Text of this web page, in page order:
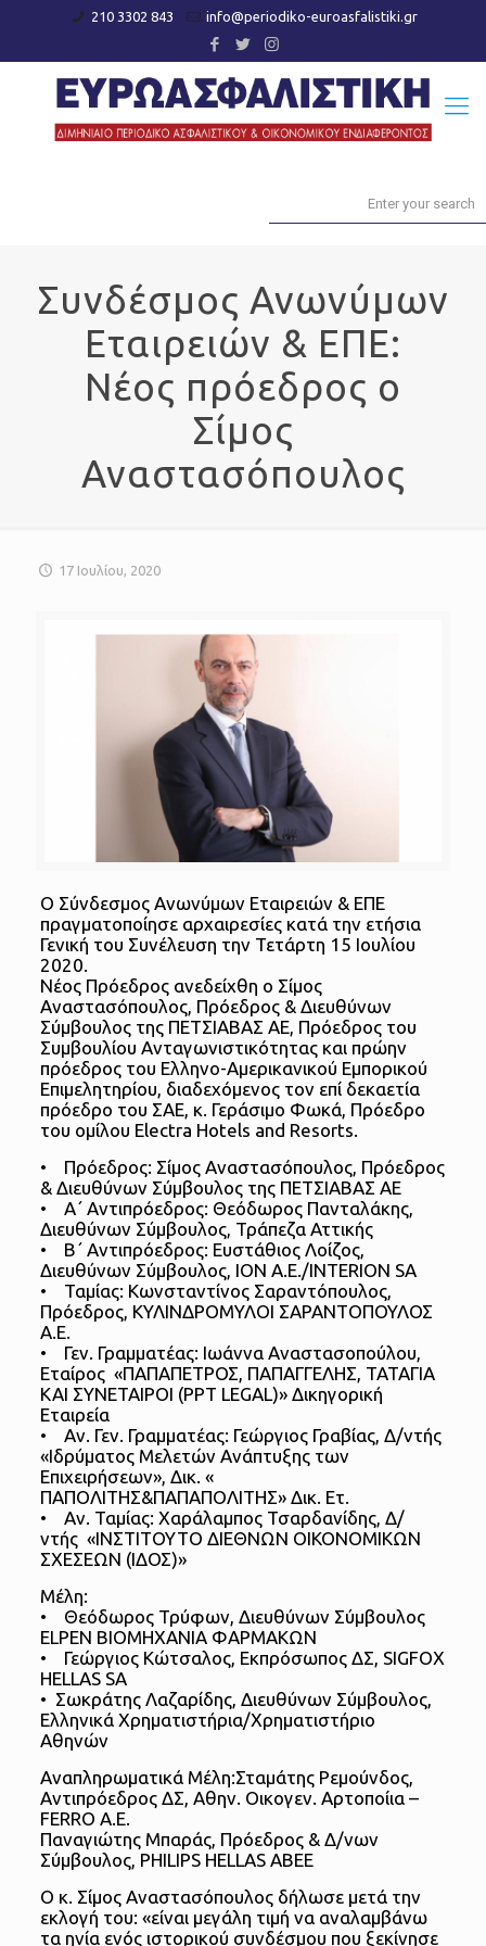
210 3302 843 info@periodiko-euroasfalistiki.gr
Συνδέσμος Ανωνύμων
Εταιρειών & ΕΠΕ:
Νέος πρόεδρος ο
Σίμος
Αναστασόπουλος
17 Ιουλίου, 2020
Ο Σύνδεσμος Ανωνύμων Εταιρειών & ΕΠΕ
πραγματοποίησε αρχαιρεσίες κατά την ετήσια
Γενική του Συνέλευση την Τετάρτη 15 Ιουλίου
2020.
Νέος Πρόεδρος ανεδείχθη ο Σίμος
Αναστασόπουλος, Πρόεδρος & Διευθύνων
Σύμβουλος της ΠΕΤΣΙΑΒΑΣ ΑΕ, Πρόεδρος του
Συμβουλίου Ανταγωνιστικότητας και πρώην
πρόεδρος του Ελληνο-Αμερικανικού Εμπορικού
Επιμελητηρίου, διαδεχόμενος τον επί δεκαετία
πρόεδρο του ΣΑΕ, κ. Γεράσιμο Φωκά, Πρόεδρο
του ομίλου Electra Hotels and Resorts.
• Πρόεδρος: Σίμος Αναστασόπουλος, Πρόεδρος
& Διευθύνων Σύμβουλος της ΠΕΤΣΙΑΒΑΣ ΑΕ
• Α΄ Αντιπρόεδρος: Θεόδωρος Πανταλάκης,
Διευθύνων Σύμβουλος, Τράπεζα Αττικής
• Β΄ Αντιπρόεδρος: Ευστάθιος Λοίζος,
Διευθύνων Σύμβουλος, ΙΟΝ Α.Ε./INTERION SA
• Ταμίας: Κωνσταντίνος Σαραντόπουλος,
Πρόεδρος, ΚΥΛΙΝΔΡΟΜΥΛΟΙ ΣΑΡΑΝΤΟΠΟΥΛΟΣ
Α.Ε.
• Γεν. Γραμματέας: Ιωάννα Αναστασοπούλου,
Εταίρος «ΠΑΠΑΠΕΤΡΟΣ, ΠΑΠΑΓΓΕΛΗΣ, ΤΑΤΑΓΙΑ
ΚΑΙ ΣΥΝΕΤΑΙΡΟΙ (PPT LEGAL)» Δικηγορική
Εταιρεία
• Αν. Γεν. Γραμματέας: Γεώργιος Γραβίας, Δ/ντής
«Ιδρύματος Μελετών Ανάπτυξης των
Επιχειρήσεων», Δικ. «
ΠΑΠΟΛΙΤΗΣ&ΠΑΠΑΠΟΛΙΤΗΣ» Δικ. Ετ.
• Αν. Ταμίας: Χαράλαμπος Τσαρδανίδης, Δ/
ντής «ΙΝΣΤΙΤΟΥΤΟ ΔΙΕΘΝΩΝ ΟΙΚΟΝΟΜΙΚΩΝ
ΣΧΕΣΕΩΝ (ΙΔΟΣ)»
Μέλη:
• Θεόδωρος Τρύφων, Διευθύνων Σύμβουλος
ELPEN ΒΙΟΜΗΧΑΝΙΑ ΦΑΡΜΑΚΩΝ
• Γεώργιος Κώτσαλος, Εκπρόσωπος ΔΣ, SIGFOX
HELLAS SA
• Σωκράτης Λαζαρίδης, Διευθύνων Σύμβουλος,
Ελληνικά Χρηματιστήρια/Χρηματιστήριο
Αθηνών
Αναπληρωματικά Μέλη:Σταμάτης Ρεμούνδος,
Αντιπρόεδρος ΔΣ, Αθην. Οικογεν. Αρτοποίια –
FERRO Α.Ε.
Παναγιώτης Μπαράς, Πρόεδρος & Δ/νων
Σύμβουλος, PHILIPS HELLAS ABEE
Ο κ. Σίμος Αναστασόπουλος δήλωσε μετά την
εκλογή του: «είναι μεγάλη τιμή να αναλαμβάνω
τα ηνία ενός ιστορικού συνδέσμου που ξεκίνησε